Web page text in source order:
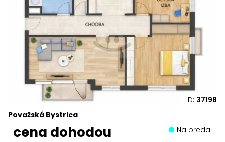
ID: 37198
Považská Bystrica
cena dohodou Na predaj